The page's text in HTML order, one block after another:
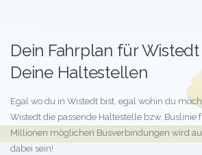
Dein Fahrplan für Wistedt
Deine Haltestellen
Egal wo du in Wistedt bist, egal wohin du
Wistedt die passende Haltestelle bzw. Buslinie
Millionen möglichen Busverbindungen wird
dabei sein!